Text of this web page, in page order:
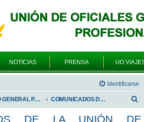
NOTICIAS PRENSA UO
Identificarse
FORO GENERAL PARA TODOS LOS USUARIOS COMUNICADOS DE LA UNIÓN DE OFICIALES
DE LA UNIÓN DE